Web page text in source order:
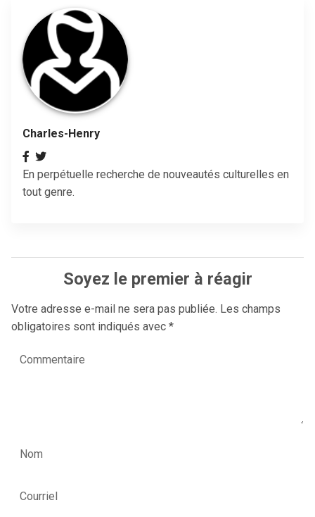
Charles-Henry
En perpétuelle recherche de nouveautés culturelles en
tout genre.
Soyez le premier à réagir
Votre adresse e-mail ne sera pas publiée. Les champs
obligatoires sont indiqués avec *
Commentaire
Nom
Courriel